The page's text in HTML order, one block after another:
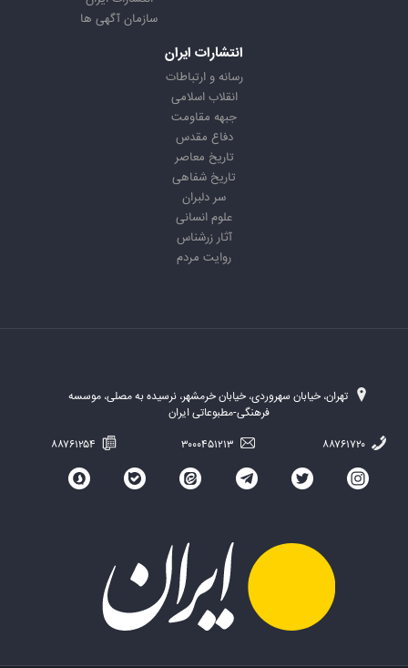
سازمان آگهی ها
انتشارات ایران
رسانه و ارتباطات
انقلاب اسلامی
جبهه مقاومت
دفاع مقدس
تاریخ معاصر
تاریخ شفاهی
سر دلبران
علوم انسانی
آثار زرشناس
روایت مردم
تهران، خیابان سهروردی، خیابان خرمشهر، نرسیده به مصلی، موسسه
فرهنگی-مطبوعاتی ایران